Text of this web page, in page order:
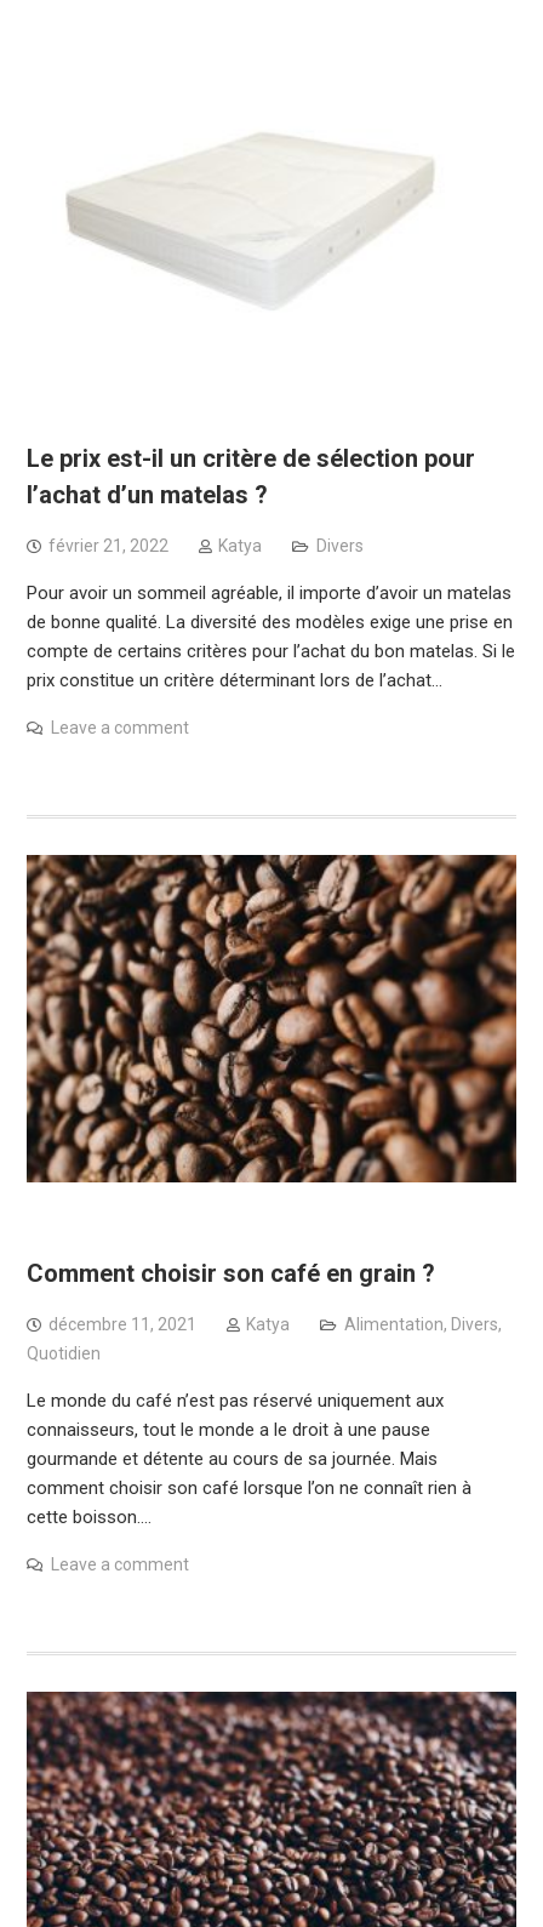
Le prix est-il un critère de sélection pour
l’achat d’un matelas ?
février 21, 2022 Katya Divers
Pour avoir un sommeil agréable, il importe d’avoir un matelas
de bonne qualité. La diversité des modèles exige une prise en
compte de certains critères pour l’achat du bon matelas. Si le
prix constitue un critère déterminant lors de l’achat…
Leave a comment
Comment choisir son café en grain ?
décembre 11, 2021 Katya Alimentation, Divers,
Quotidien
Le monde du café n’est pas réservé uniquement aux
connaisseurs, tout le monde a le droit à une pause
gourmande et détente au cours de sa journée. Mais
comment choisir son café lorsque l’on ne connaît rien à
cette boisson.…
Leave a comment